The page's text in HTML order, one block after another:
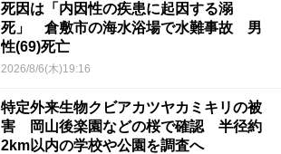
死因は「内因性の疾患に起因する溺
死」 倉敷市の海水浴場で水難事故 男
性(69)死亡
2026/8/6(木)19:16
特定外来生物クビアカツヤカミキリの被
害 岡山後楽園などの桜で確認 半径約
2km以内の学校や公園を調査へ